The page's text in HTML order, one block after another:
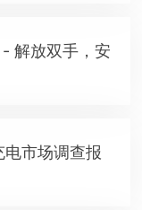
解放双手，安
市场调查报